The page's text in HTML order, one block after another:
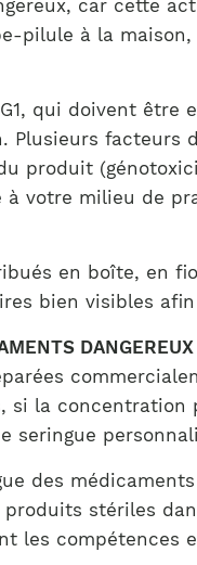
car cette
pilule à la
G1, qui doivent
Plusieurs
produit
à votre milieu de
en boîte, en
bien visibles
DANGEREUX
si la concentration
seringue
des
stériles
les compétences